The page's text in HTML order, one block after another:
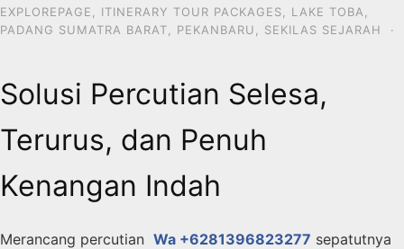
EXPLOREPAGE ITINERARY TOUR PACKAGES LAKE TOBA
PADANG SUMATRA BARAT
PEKANBARU SEKILAS SEJARAH ·
Solusi Percutian Selesa,
Terurus, dan Penuh
Kenangan Indah
Merancang percutian Wa +6281396823277 sepatutnya